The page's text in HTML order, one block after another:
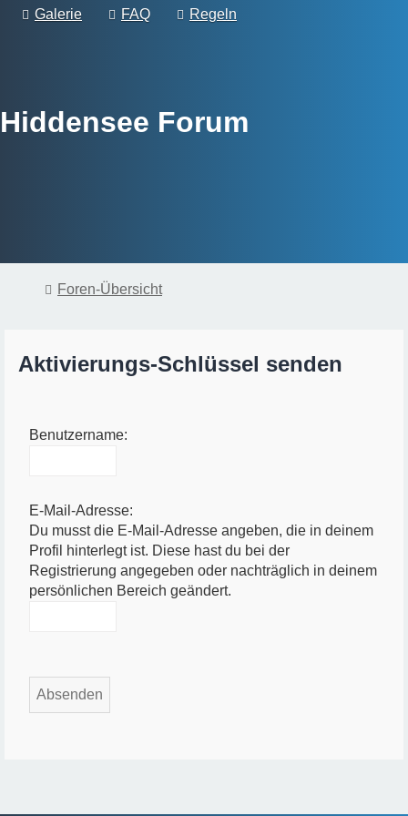
Galerie FAQ Regeln
Hiddensee Forum
Foren-Übersicht
Aktivierungs-Schlüssel senden
Benutzername:
E-Mail-Adresse:
Du musst die E-Mail-Adresse angeben, die in deinem
Profil hinterlegt ist. Diese hast du bei der
Registrierung angegeben oder nachträglich in deinem
persönlichen Bereich geändert.